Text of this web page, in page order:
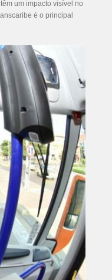
um impacto visível no
é o principal